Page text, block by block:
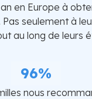
en Europe à
seulement à
au long de leurs
96%
nous